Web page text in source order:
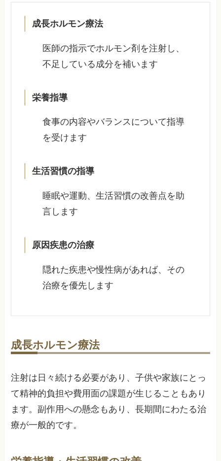
成長ホルモン療法
医師の指示でホルモン剤を注射し、
不足している成分を補います
栄養指導
食事の内容やバランスについて指導
を受けます
生活習慣の指導
睡眠や運動、生活習慣の改善点を助
言します
原因疾患の治療
隠れた疾患や慢性病があれば、その
治療を優先します
成長ホルモン療法
注射は日々続ける必要があり、子供や家族にとっ
て精神的負担や費用面の課題が生じることもあり
ます。副作用への懸念もあり、長期間にわたる治
療が一般的です。